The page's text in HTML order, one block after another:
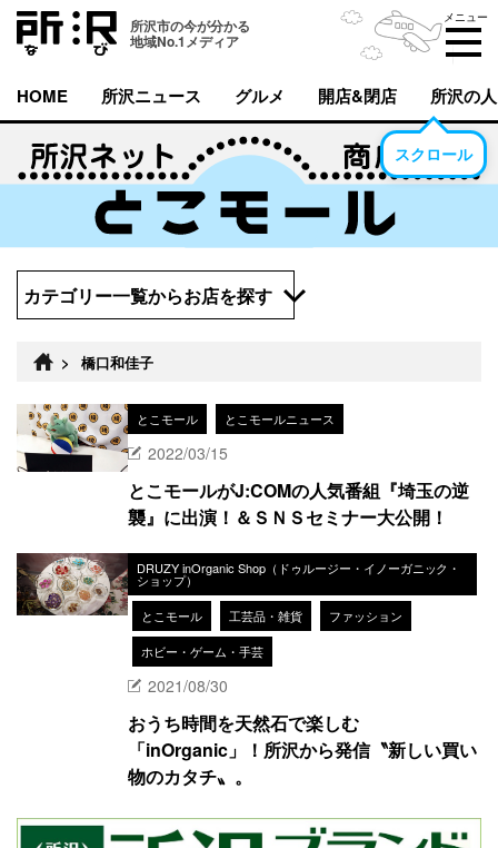
所沢市の今が分かる
地域No.1メディア
メニュー
HOME 所沢ニュース グルメ 開店&閉店 所沢の人
スクロール
カテゴリー一覧からお店を探す
> 橋口和佳子
とこモール とこモールニュース
2022/03/15
とこモールがJ:COMの人気番組『埼玉の逆
襲』に出演！＆ＳＮＳセミナー大公開！
DRUZY inOrganic Shop（ドゥルージー・イノーガニック・
ショップ）
とこモール
工芸品・雑貨
ファッション
ホビー・ゲーム・手芸
2021/08/30
おうち時間を天然石で楽しむ
「inOrganic」！所沢から発信〝新しい買い
物のカタチ〟。